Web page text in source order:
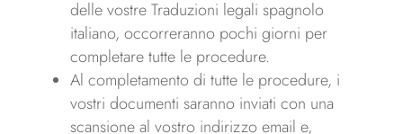
delle vostre Traduzioni legali spagnolo
italiano, occorreranno pochi giorni per
completare tutte le procedure.
Al completamento di tutte le procedure, i
vostri documenti saranno inviati con una
scansione al vostro indirizzo email e,